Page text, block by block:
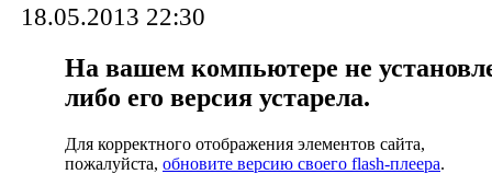
18.05.2013 22:30
На вашем компьютере не
либо его версия устарела.
Для корректного отображения элементов сайта,
пожалуйста, обновите версию своего flash-плеера.